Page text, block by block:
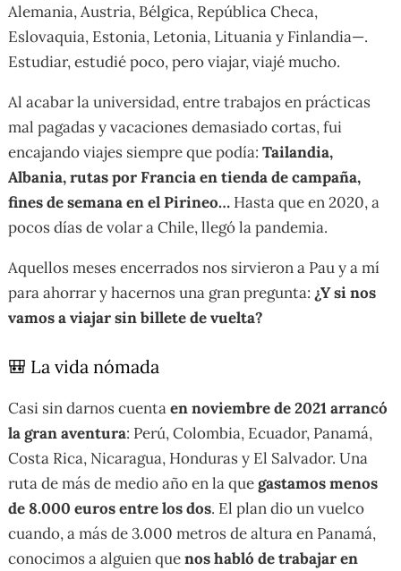
Alemania, Austria, Bélgica, República Checa,
Eslovaquia, Estonia, Letonia, Lituania y Finlandia—.
Estudiar, estudié poco, pero viajar, viajé mucho.
Al acabar la universidad, entre trabajos en prácticas
mal pagadas y vacaciones demasiado cortas, fui
encajando viajes siempre que podía:Tailandia,
Albania, rutas por Francia en tienda de campaña,
fines de semana en el Pirineo… Hasta que en 2020, a
pocos días de volar a Chile, llegó la pandemia.
Aquellos meses encerrados nos sirvieron a Pau y a mí
para ahorrar y hacernos una gran pregunta: ¿Y si nos
vamos a viajar sin billete de vuelta?
🎒 La vida nómada
Casi sin darnos cuentaen noviembre de 2021 arrancó
la gran aventura: Perú, Colombia, Ecuador, Panamá,
Costa Rica, Nicaragua, Honduras y El Salvador. Una
ruta de más de medio año en la quegastamos menos
de 8.000 euros entre los dos. El plan dio un vuelco
cuando, a más de 3.000 metros de altura en Panamá,
conocimos a alguien quenos habló de trabajar en